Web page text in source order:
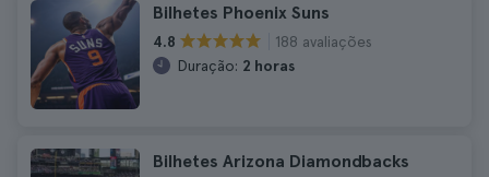
Bilhetes Phoenix Suns
4.8
188 avaliações
Duração: 2 horas
Bilhetes Arizona Diamondbacks